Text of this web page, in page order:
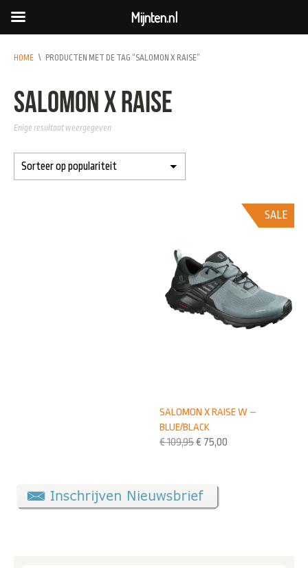
HOME \ PRODUCTEN MET DE TAG “SALOMON X RAISE”
salomon x raise
Enige resultaat weergegeven
SALE
SALOMON X RAISE W –
BLUE/BLACK
€109,95€ 75,00
Mijnten.nl